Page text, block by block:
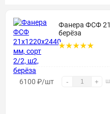
Фанера ФСФ
берёза
6100 ₽/шт - +